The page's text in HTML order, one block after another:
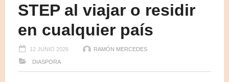
STEP al viajar o residir
en cualquier país
12 JUNIO 2026 RAMÓN MERCEDES
DIASPORA